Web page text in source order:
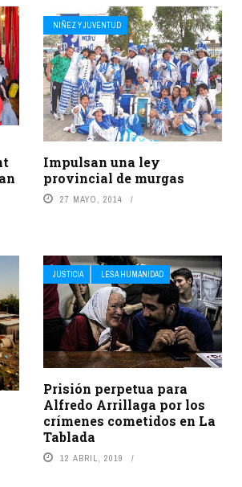
NIÑEZ Y JUVENTUD
Impulsan una ley
provincial de murgas
27 MAYO, 2014
JUSTICIA LESA HUMANIDAD
Prisión perpetua para
Alfredo Arrillaga por los
crímenes cometidos en La
Tablada
12 ABRIL, 2019